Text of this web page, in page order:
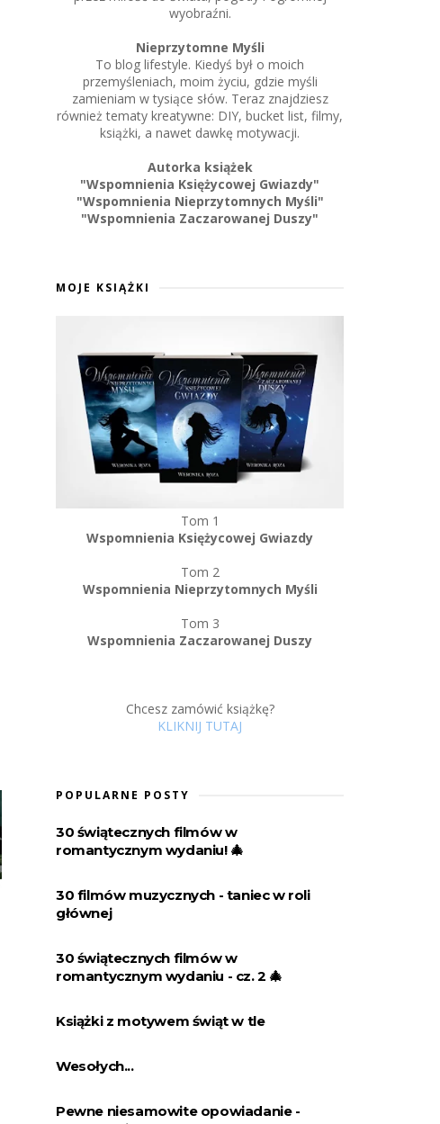
wyobraźni.
Nieprzytomne Myśli
To blog lifestyle. Kiedyś był o moich
przemyśleniach, moim życiu, gdzie myśli
zamieniam w tysiące słów. Teraz znajdziesz
również tematy kreatywne: DIY, bucket list, filmy,
książki, a nawet dawkę motywacji.
Autorka książek
"Wspomnienia Księżycowej Gwiazdy"
"Wspomnienia Nieprzytomnych Myśli"
"Wspomnienia Zaczarowanej Duszy"
MOJE KSIĄŻKI
Tom 1
Wspomnienia Księżycowej Gwiazdy
Tom 2
Wspomnienia Nieprzytomnych Myśli
Tom 3
Wspomnienia Zaczarowanej Duszy
Chcesz zamówić książkę?
KLIKNIJ TUTAJ
POPULARNE POSTY
30 świątecznych filmów w
romantycznym wydaniu! 🎄
30 filmów muzycznych - taniec w roli
głównej
30 świątecznych filmów w
romantycznym wydaniu - cz. 2 🎄
Książki z motywem świąt w tle
Wesołych...
Pewne niesamowite opowiadanie -